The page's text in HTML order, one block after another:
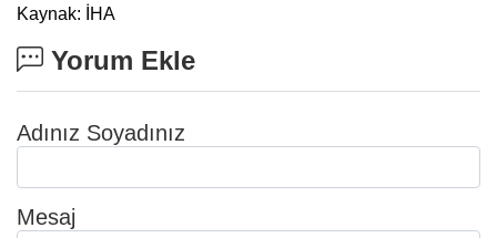
Kaynak: İHA
Yorum Ekle
Adınız Soyadınız
Mesaj